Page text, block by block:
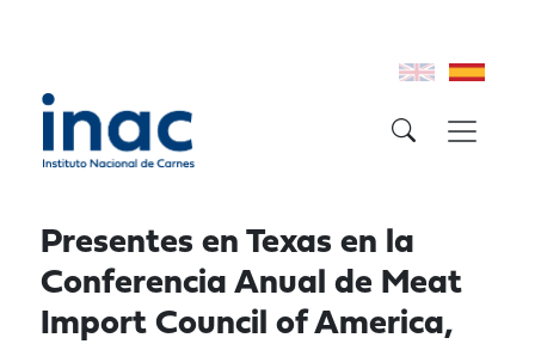
Presentes en Texas en la
Conferencia Anual de Meat
Import Council of America,